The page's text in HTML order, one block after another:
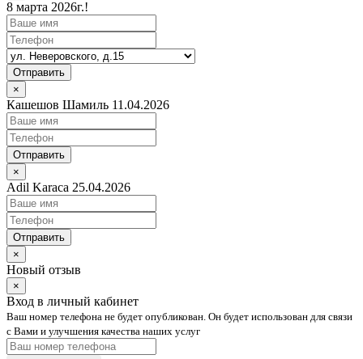
8 марта 2026г.!
Отправить
×
Кашешов Шамиль 11.04.2026
Отправить
×
Adil Karaca 25.04.2026
Отправить
×
Новый отзыв
×
Вход в личный кабинет
Ваш номер телефона не будет опубликован. Он будет использован для связи
с Вами и улучшения качества наших услуг